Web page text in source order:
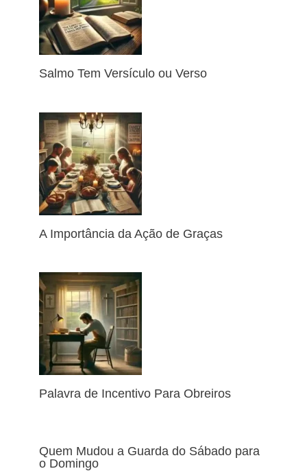
Salmo Tem Versículo ou Verso
A Importância da Ação de Graças
Palavra de Incentivo Para Obreiros
Quem Mudou a Guarda do Sábado para
o Domingo